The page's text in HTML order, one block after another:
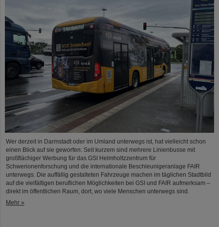
Wer derzeit in Darmstadt oder im Umland unterwegs ist, hat vielleicht schon
einen Blick auf sie geworfen: Seit kurzem sind mehrere Linienbusse mit
großflächiger Werbung für das GSI Helmholtzzentrum für
Schwerionenforschung und die internationale Beschleunigeranlage FAIR
unterwegs. Die auffällig gestalteten Fahrzeuge machen im täglichen Stadtbild
auf die vielfältigen beruflichen Möglichkeiten bei GSI und FAIR aufmerksam –
direkt im öffentlichen Raum, dort, wo viele Menschen unterwegs sind.
Mehr »